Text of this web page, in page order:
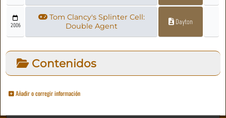
2006
Tom Clancy's Splinter Cell:
Double Agent
Dayton
Contenidos
Añadir o corregir información